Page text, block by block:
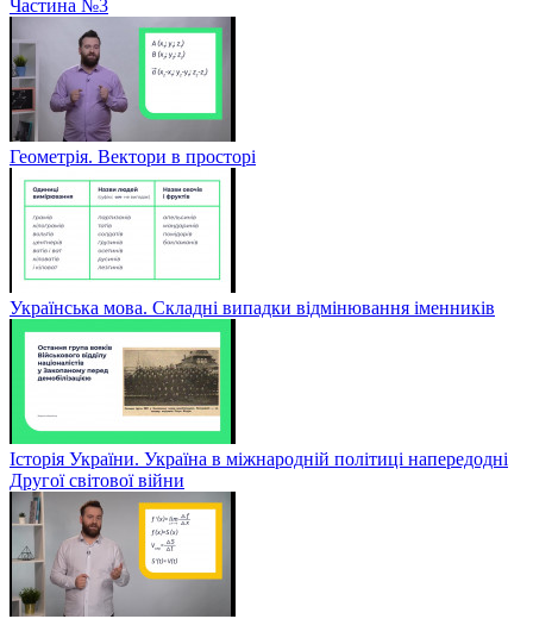
Частина №3
Геометрія. Вектори в просторі
Українська мова. Складні випадки відмінювання іменників
Історія України. Україна в міжнародній політиці напередодні
Другої світової війни